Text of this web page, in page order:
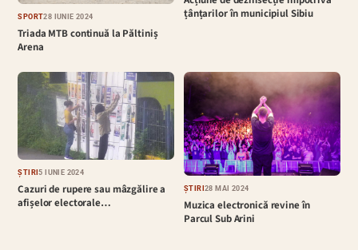
SPORT28 IUNIE 2024
Triada MTB continuă la Păltiniș
Arena
țânțarilor în municipiul Sibiu
ȘTIRI5 IUNIE 2024
Cazuri de rupere sau mâzgălire a
afișelor electorale…
ȘTIRI28 MAI 2024
Muzica electronică revine în
Parcul Sub Arini